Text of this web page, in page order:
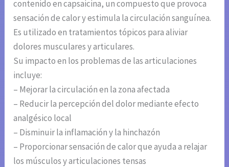
contenido en capsaicina, un compuesto que provoca
sensación de calor y estimula la circulación sanguínea.
Es utilizado en tratamientos tópicos para aliviar
dolores musculares y articulares.
Su impacto en los problemas de las articulaciones
incluye:
– Mejorar la circulación en la zona afectada
– Reducir la percepción del dolor mediante efecto
analgésico local
– Disminuir la inflamación y la hinchazón
– Proporcionar sensación de calor que ayuda a relajar
los músculos y articulaciones tensas